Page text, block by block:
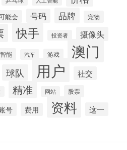
能会 号码 品牌 宠物
快手 投资者 摄像头
智能 汽车 游戏 澳门
球队 用户 社交
精准 网站 股票
号 费用 资料 这一